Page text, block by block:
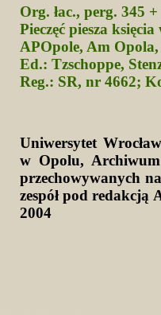
Org. łac., perg. 345
Pieczęć piesza
APOpole, Am Opola,
Ed.: Tzschoppe,
Reg.: SR, nr 4662;
Uniwersytet
w Opolu,
przechowywanych
zespół pod
2004